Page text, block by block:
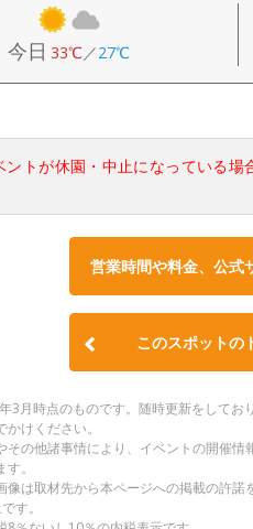
今日 33℃／27℃
トが休園・中止になっている
営業時間や料金、公式
このスポットの
3月時点のものです。随時更新をしてお
けください。
の他諸事情により、イベントの開催
。
は取材先から本ページへの掲載の許
す。